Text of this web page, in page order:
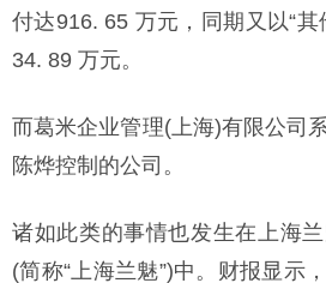
付达916. 65 万元，同期又以“其
34. 89 万元。
而葛米企业管理(上海)有限公司
陈烨控制的公司。
诸如此类的事情也发生在上海
(简称“上海兰魅”)中。财报显示